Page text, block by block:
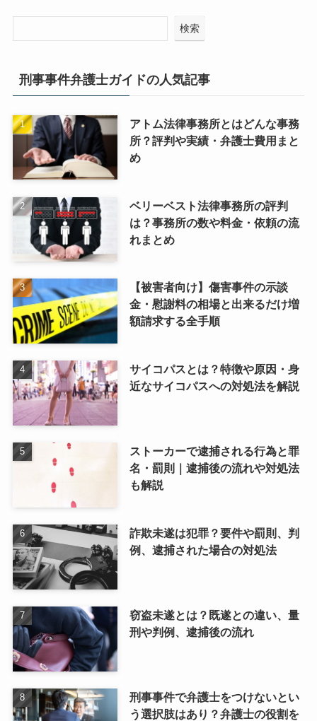
検索
刑事事件弁護士ガイドの人気記事
アトム法律事務所とはどんな事務
所？評判や実績・弁護士費用まと
め
ベリーベスト法律事務所の評判
は？事務所の数や料金・依頼の流
れまとめ
【被害者向け】傷害事件の示談
金・慰謝料の相場と出来るだけ増
額請求する全手順
サイコパスとは？特徴や原因・身
近なサイコパスへの対処法を解説
ストーカーで逮捕される行為と罪
名・罰則｜逮捕後の流れや対処法
も解説
詐欺未遂は犯罪？要件や罰則、判
例、逮捕された場合の対処法
窃盗未遂とは？既遂との違い、量
刑や判例、逮捕後の流れ
刑事事件で弁護士をつけないとい
う選択肢はあり？弁護士の役割を